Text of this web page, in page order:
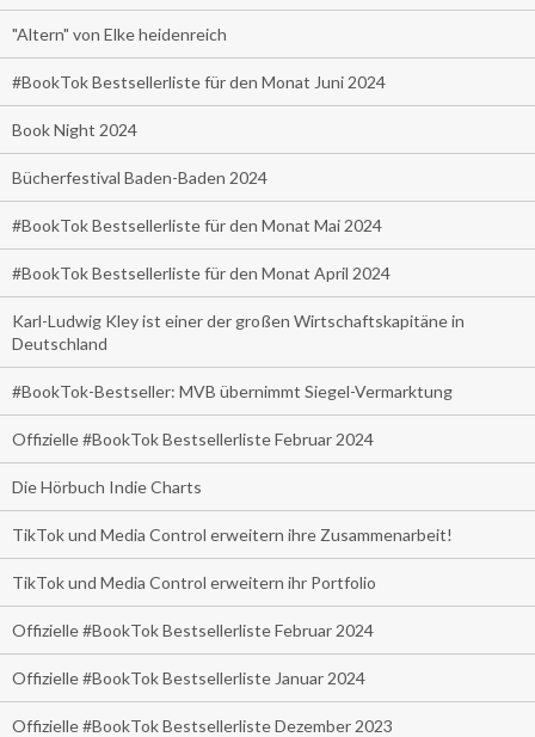
"Altern" von Elke heidenreich
#BookTok Bestsellerliste für den Monat Juni 2024
Book Night 2024
Bücherfestival Baden-Baden 2024
#BookTok Bestsellerliste für den Monat Mai 2024
#BookTok Bestsellerliste für den Monat April 2024
Karl-Ludwig Kley ist einer der großen Wirtschaftskapitäne in
Deutschland
#BookTok-Bestseller: MVB übernimmt Siegel-Vermarktung
Offizielle #BookTok Bestsellerliste Februar 2024
Die Hörbuch Indie Charts
TikTok und Media Control erweitern ihre Zusammenarbeit!
TikTok und Media Control erweitern ihr Portfolio
Offizielle #BookTok Bestsellerliste Februar 2024
Offizielle #BookTok Bestsellerliste Januar 2024
Offizielle #BookTok Bestsellerliste Dezember 2023